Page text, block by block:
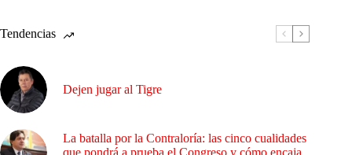
Tendencias
Dejen jugar al Tigre
La batalla por la Contraloría: las cinco cualidades
que pondrá a prueba el Congreso y cómo encaja